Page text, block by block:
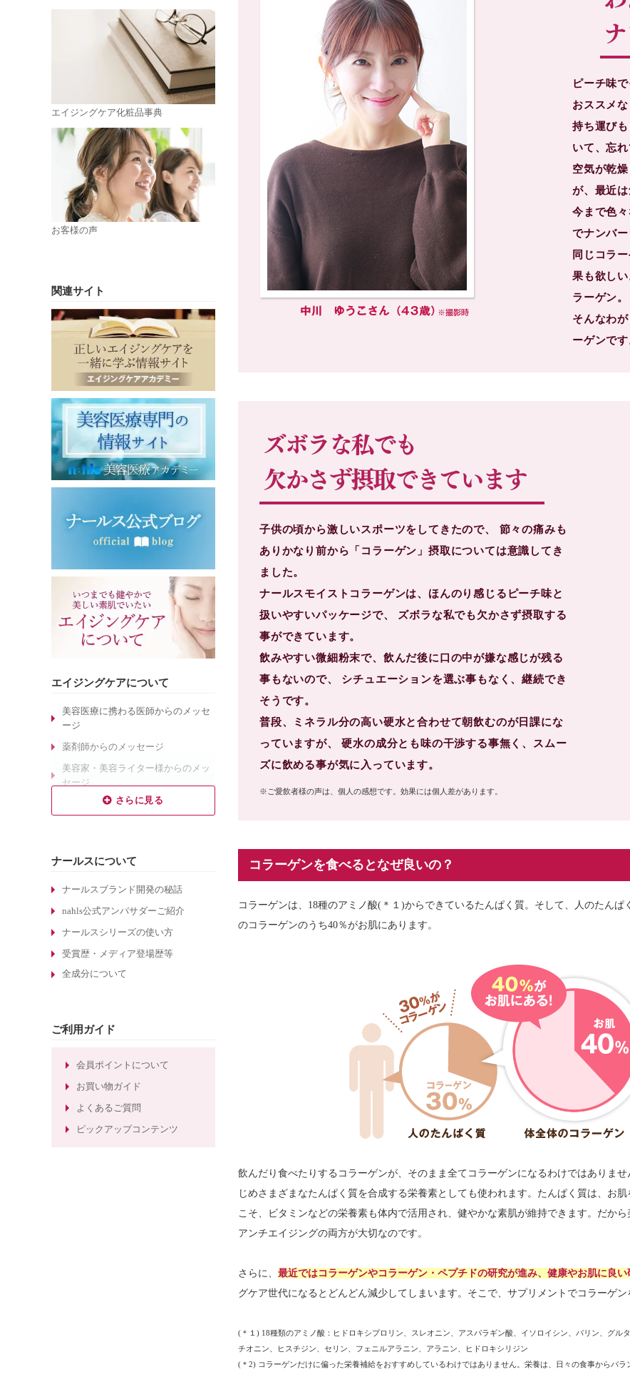
エイジングケア化粧品事典
お客様の声
関連サイト
エイジングケアについて
美容医療に携わる医師からのメッセ
ージ
薬剤師からのメッセージ
美容家・美容ライター様からのメッ
セージ
乾燥肌対策のエイジングケア
毛穴対策のエイジングケア
くすみ対策のエイジングケア
ターンオーバーについて
酵素洗顔について
エイジングケア化粧品の選び方
敏感肌化粧品の選び方
ほうれい線対策のエイジングケア化
粧水
ナールスについて
ナールスブランド開発の秘話
nahls公式アンバサダーご紹介
ナールスシリーズの使い方
受賞歴・メディア登場歴等
全成分について
ご利用ガイド
会員ポイントについて
お買い物ガイド
よくあるご質問
ピックアップコンテンツ
ピーチ味
おススメな
持ち運び
いて、忘
空気が乾
が、最近
今まで色
でナンバ
同じコラ
果も欲し
ラーゲン。
そんなわ
ーゲンです
子供の頃から激しいスポーツをしてきたので、 節々の痛みも
ありかなり前から「コラーゲン」摂取については意識してき
ました。
ナールスモイストコラーゲンは、ほんのり感じるピーチ味と
扱いやすいパッケージで、 ズボラな私でも欠かさず摂取する
事ができています。
飲みやすい微細粉末で、飲んだ後に口の中が嫌な感じが残る
事もないので、 シチュエーションを選ぶ事もなく、継続でき
そうです。
普段、ミネラル分の高い硬水と合わせて朝飲むのが日課にな
っていますが、 硬水の成分とも味の干渉する事無く、スムー
ズに飲める事が気に入っています。
※ご愛飲者様の声は、個人の感想です。効果には個人差があります。
コラーゲンを食べるとなぜ良いの？
コラーゲンは、18種のアミノ酸(＊１)からできているたんぱく質。そして、人のたん
のコラーゲンのうち40％がお肌にあります。
飲んだり食べたりするコラーゲンが、そのまま全てコラーゲンになるわけではありま
じめさまざまなたんぱく質を合成する栄養素としても使われます。たんぱく質は、お
こそ、ビタミンなどの栄養素も体内で活用され、健やかな素肌が維持できます。だか
アンチエイジングの両方が大切なのです。
さらに、 最近ではコラーゲンやコラーゲン・ペプチドの研究が進み、健康やお肌に良い
グケア世代になるとどんどん減少してしまいます。そこで、サプリメントでコラーゲ
(＊１) 18種類のアミノ酸：ヒドロキシプロリン、スレオニン、アスパラギン酸、イソロイシン、パリン、グル
チオニン、ヒスチジン、セリン、フェニルアラニン、アラニン、ヒドロキシリジン
(＊2) コラーゲンだけに偏った栄養補給をおすすめしているわけではありません。栄養は、日々の食事からバラ